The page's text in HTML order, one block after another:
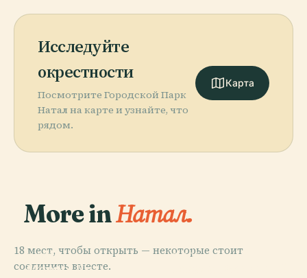
Исследуйте
окрестности
Посмотрите Городской Парк
Натал на карте и узнайте, что
рядом.
Карта
More inНатал.
18 мест, чтобы открыть — некоторые стоит
соединить вместе.
PLACE
Морро-Ду-
PLACE
PLACE
PLACE